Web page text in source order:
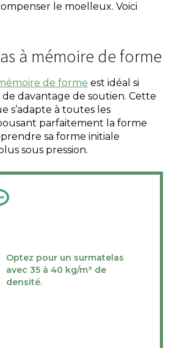
le moelleux. Voici
à mémoire de forme
de forme est idéal si
de davantage de soutien. Cette
s’adapte à toutes les
parfaitement la forme
sa forme initiale
sous pression.
Optez pour un surmatelas
avec 35 à 40 kg/m³ de
densité.